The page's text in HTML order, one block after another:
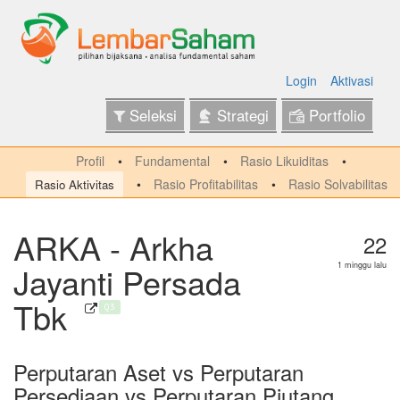
Login Aktivasi
Seleksi Strategi Portfolio
Profil Fundamental Rasio Likuiditas
Rasio Aktivitas Rasio Profitabilitas Rasio Solvabilitas
ARKA - Arkha
Jayanti Persada
Tbk Q3
22
1 minggu lalu
Perputaran Aset vs Perputaran